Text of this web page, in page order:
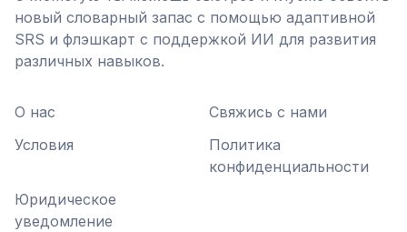
новый словарный запас с помощью адаптивной
SRS и флэшкарт с поддержкой ИИ для развития
различных навыков.
О нас
Свяжись с нами
Условия
Политика
конфиденциальности
Юридическое
уведомление